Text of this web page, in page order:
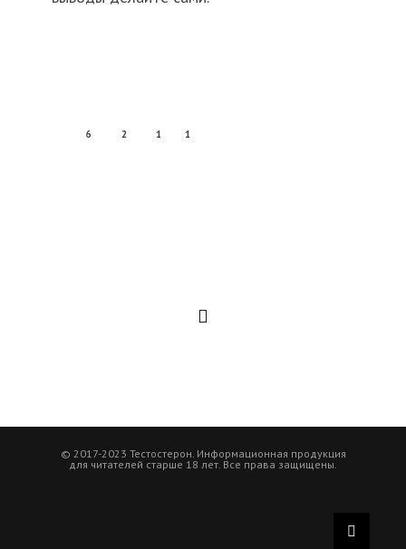
6 2 1 1
© 2017-2023 Тестостерон. Информационная продукция
для читателей старше 18 лет. Все права защищены.